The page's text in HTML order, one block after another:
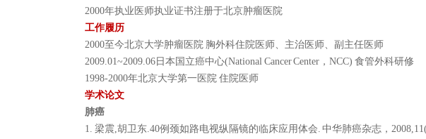
2000年执业医师执业证书注册于北京肿瘤医院
工作履历
2000至今北京大学肿瘤医院 胸外科住院医师、主治医师、副主任医师
2009.01~2009.06日本国立癌中心(National Cancer Center，NCC) 食管外科研修
1998-2000年北京大学第一医院 住院医师
学术论文
肺癌
1. 梁震,胡卫东.40例颈如路电视纵隔镜的临床应用体会. 中华肺癌杂志，